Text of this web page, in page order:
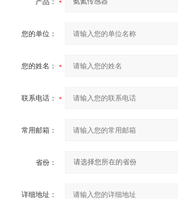
您的单位：
您的姓名：
联系电话：
常用邮箱：
省份：
详细地址：